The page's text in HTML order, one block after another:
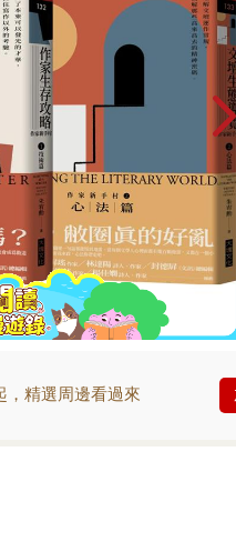
精選周邊看過來